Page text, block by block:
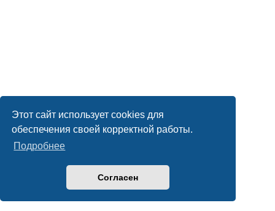
Этот сайт использует cookies для
обеспечения своей корректной работы.
Подробнее
Согласен